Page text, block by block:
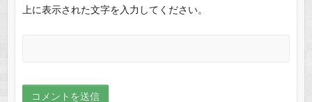
上に表示された文字を入力してください。